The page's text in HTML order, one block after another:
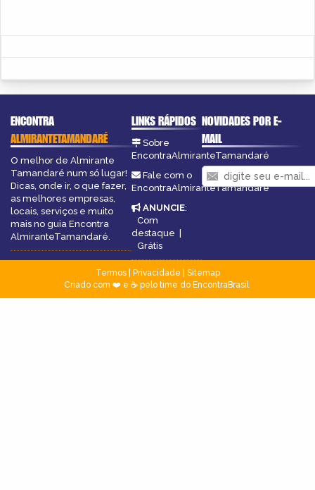
ENCONTRA
ALMIRANTETAMANDARÉ
O melhor de Almirante
Tamandaré num só lugar!
Dicas, onde ir, o que fazer,
as melhores empresas,
locais, serviços e muito
mais no guia Encontra
AlmiranteTamandaré.
LINKS RÁPIDOS
Sobre
EncontraAlmiranteTamandaré
Fale com o
EncontraAlmiranteTamandaré
ANUNCIE:
Com
destaque |
Grátis
NOVIDADES POR E-
MAIL
Termos| Privacidade
Sitemap
Criado com ❤️ e ☕ pelo time do EncontraBrasil